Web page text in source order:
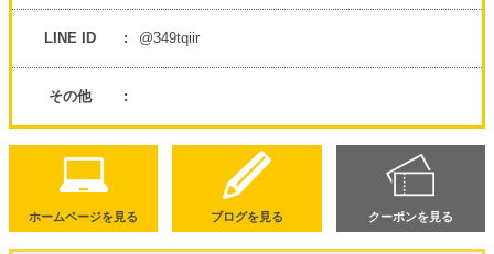
LINE ID @349tqiir
その他
ホームページを見る ブログを見る クーポンを見る